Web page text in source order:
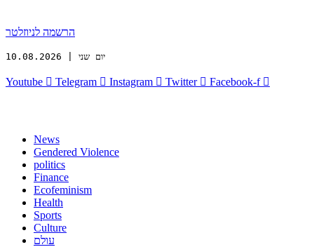
הרשמה לניוזלטר
יום שני | 10.08.2026
Youtube Telegram Instagram Twitter Facebook-f
News
Gendered Violence
politics
Finance
Ecofeminism
Health
Sports
Culture
עולם